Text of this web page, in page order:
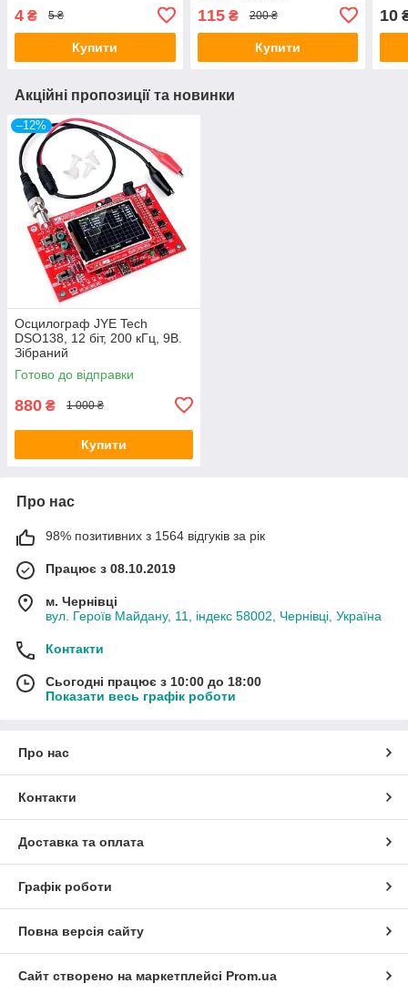
4 ₴ 5 ₴
Купити
115₴ 200 ₴
Купити
10
Акційні пропозиції та новинки
–12%
Осцилограф JYE Tech
DSO138, 12 біт, 200 кГц, 9В.
Зібраний
Готово до відправки
880 ₴ 1 000 ₴
Купити
Про нас
98% позитивних з 1564 відгуків за рік
Працює з 08.10.2019
м. Чернівці
вул. Героїв Майдану, 11, індекс 58002, Чернівці, Україна
Контакти
Сьогодні працює з 10:00 до 18:00
Показати весь графік роботи
Про нас
Контакти
Доставка та оплата
Графік роботи
Повна версія сайту
Сайт створено на маркетплейсі Prom.ua